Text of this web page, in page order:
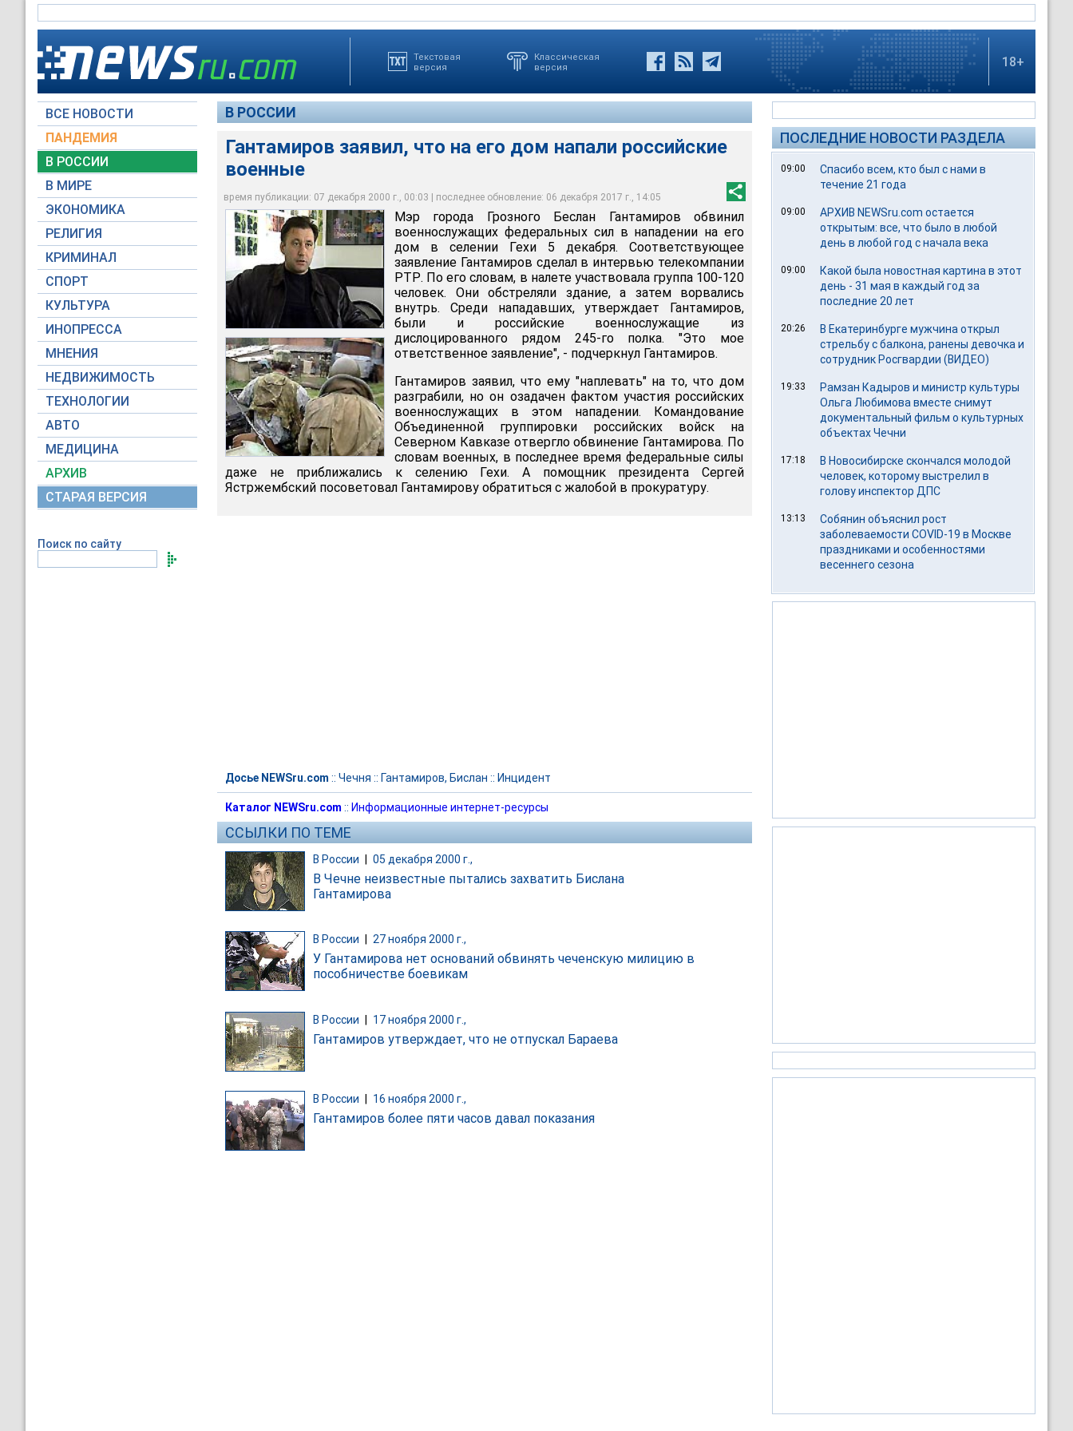
Текстовая
версия
Классическая
версия
18+
ВСЕ НОВОСТИ
ПАНДЕМИЯ
В РОССИИ
В МИРЕ
ЭКОНОМИКА
РЕЛИГИЯ
КРИМИНАЛ
СПОРТ
КУЛЬТУРА
ИНОПРЕССА
МНЕНИЯ
НЕДВИЖИМОСТЬ
ТЕХНОЛОГИИ
АВТО
МЕДИЦИНА
АРХИВ
СТАРАЯ ВЕРСИЯ
Поиск по сайту
В РОССИИ
Гантамиров заявил, что на его дом напали российские
военные
время публикации: 07 декабря 2000 г., 00:03 | последнее обновление: 06 декабря 2017 г., 14:05
в нападении на его дом в селении Гехи 5 декабря
Архив НТВ
здание, а затем ворвались внутрь
Архив НТВ
Мэр города Грозного Беслан Гантамиров обвинил
военнослужащих федеральных сил в нападении на его
дом в селении Гехи 5 декабря. Соответствующее
заявление Гантамиров сделал в интервью телекомпании
РТР. По его словам, в налете участвовала группа 100-120
человек. Они обстреляли здание, а затем ворвались
внутрь. Среди нападавших, утверждает Гантамиров,
были и российские военнослужащие из
дислоцированного рядом 245-го полка. "Это мое
ответственное заявление", - подчеркнул Гантамиров.
Гантамиров заявил, что ему "наплевать" на то, что дом
разграбили, но он озадачен фактом участия российских
военнослужащих в этом нападении. Командование
Объединенной группировки российских войск на
Северном Кавказе отвергло обвинение Гантамирова. По
словам военных, в последнее время федеральные силы
даже не приближались к селению Гехи. А помощник президента Сергей
Ястржембский посоветовал Гантамирову обратиться с жалобой в прокуратуру.
Досье NEWSru.com :: Чечня :: Гантамиров, Бислан :: Инцидент
Каталог NEWSru.com :: Информационные интернет-ресурсы
ССЫЛКИ ПО ТЕМЕ
В России 05 декабря 2000 г.,
В Чечне неизвестные пытались захватить Бислана
Гантамирова
В России 27 ноября 2000 г.,
У Гантамирова нет оснований обвинять чеченскую милицию в
пособничестве боевикам
В России | 17 ноября 2000 г.,
Гантамиров утверждает, что не отпускал Бараева
В России | 16 ноября 2000 г.,
Гантамиров более пяти часов давал показания
ПОСЛЕДНИЕ НОВОСТИ РАЗДЕЛА
09:00
Спасибо всем, кто был с нами в
течение 21 года
09:00
АРХИВ NEWSru.com остается
открытым: все, что было в любой
день в любой год с начала века
09:00
Какой была новостная картина в этот
день - 31 мая в каждый год за
последние 20 лет
20:26
В Екатеринбурге мужчина открыл
стрельбу с балкона, ранены девочка и
сотрудник Росгвардии (ВИДЕО)
19:33
Рамзан Кадыров и министр культуры
Ольга Любимова вместе снимут
документальный фильм о культурных
объектах Чечни
17:18
В Новосибирске скончался молодой
человек, которому выстрелил в
голову инспектор ДПС
13:13
Собянин объяснил рост
заболеваемости COVID-19 в Москве
праздниками и особенностями
весеннего сезона